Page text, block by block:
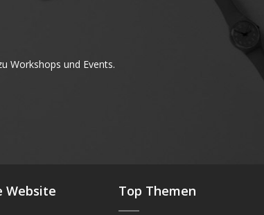
Workshops und Events.
Website Top Themen